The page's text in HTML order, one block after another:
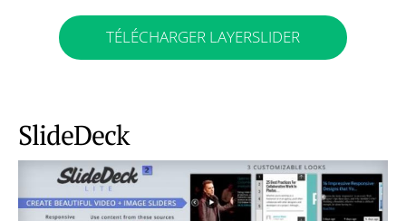
TÉLÉCHARGER LAYERSLIDER
SlideDeck